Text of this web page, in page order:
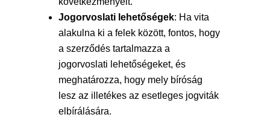
Jogorvoslati lehetőségek: Ha vita
alakulna ki a felek között, fontos, hogy
a szerződés tartalmazza a
jogorvoslati lehetőségeket, és
meghatározza, hogy mely bíróság
lesz az illetékes az esetleges jogviták
elbírálására.